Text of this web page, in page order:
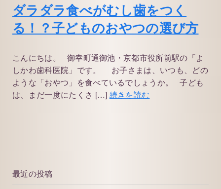
ダラダラ食べがむし歯をつく
る！？子どものおやつの選び方
こんにちは。 御幸町通御池・京都市役所前駅の「よ
しかわ歯科医院」です。 お子さまは、いつも、どの
ような「おやつ」を食べているでしょうか。 子ども
は、まだ一度にたくさ […] 続きを読む
最近の投稿